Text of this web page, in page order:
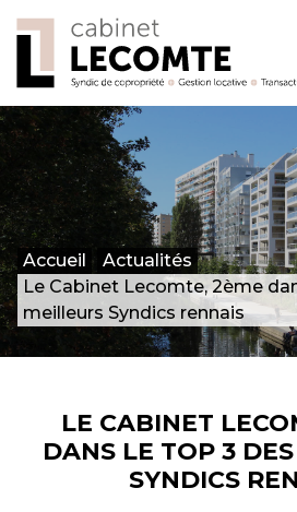
Accueil
Actualités
Le Cabinet Lecomte, 2ème
meilleurs Syndics rennais
LE CABINET
DANS LE TOP 3
SYNDICS